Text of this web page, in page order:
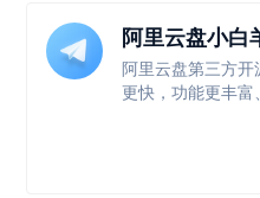
阿里云盘小白
阿里云盘第三方
更快，功能更丰富